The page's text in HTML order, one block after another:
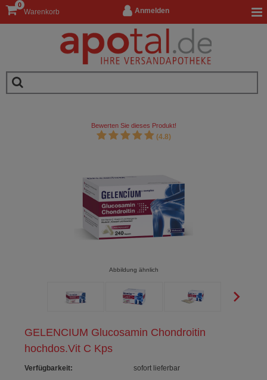
Anmelden
Warenkorb
0
GELENCIUM Glucosamin Chondroitin
hochdos.Vit C Kps
Verfügbarkeit:
sofort lieferbar
Bewerten Sie dieses Produkt!
(4.8)
Abbildung ähnlich